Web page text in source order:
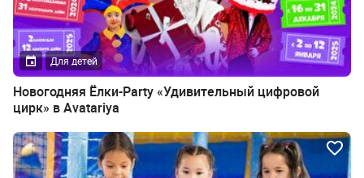
Для детей
Новогодняя Ёлки-Party «Удивительный цифровой
цирк» в Avatariya